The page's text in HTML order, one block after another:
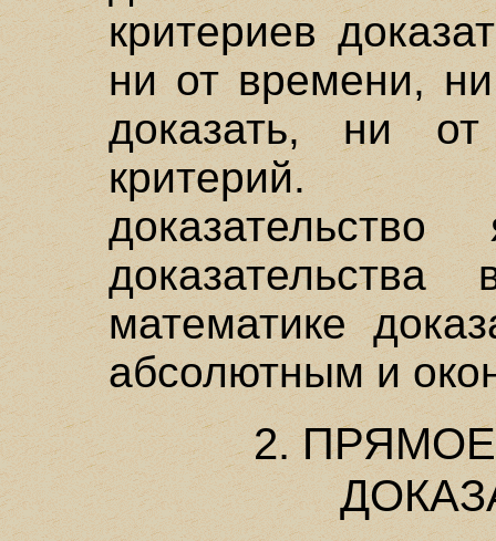
критериев
ни от времени, ни
доказать, ни
критерий.
доказательство
математике
абсолютным и
2.